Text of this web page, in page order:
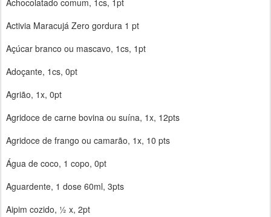
Achocolatado comum, 1cs, 1pt
Activia Maracujá Zero gordura 1 pt
Açúcar branco ou mascavo, 1cs, 1pt
Adoçante, 1cs, 0pt
Agrião, 1x, 0pt
Agridoce de carne bovina ou suína, 1x, 12pts
Agridoce de frango ou camarão, 1x, 10 pts
Água de coco, 1 copo, 0pt
Aguardente, 1 dose 60ml, 3pts
Aipim cozido, ½ x, 2pt